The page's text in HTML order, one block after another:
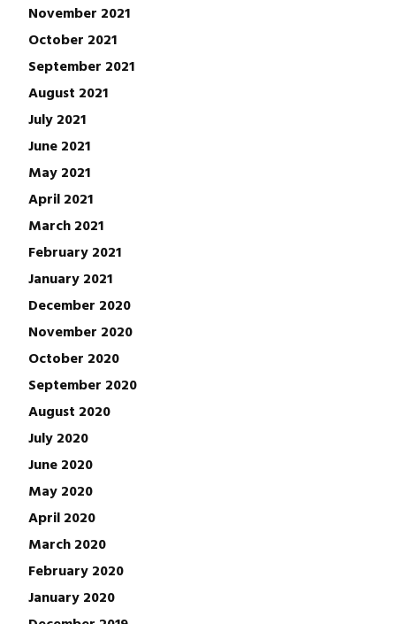
November 2021
October 2021
September 2021
August 2021
July 2021
June 2021
May 2021
April 2021
March 2021
February 2021
January 2021
December 2020
November 2020
October 2020
September 2020
August 2020
July 2020
June 2020
May 2020
April 2020
March 2020
February 2020
January 2020